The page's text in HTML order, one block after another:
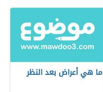
ما هي أعراض بعد النظر